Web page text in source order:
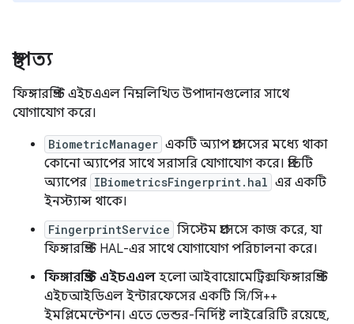
স্থাপত্য
ফিঙ্গারপ্রিন্ট এইচএএল নিম্নলিখিত উপাদানগুলোর সাথে
যোগাযোগ করে।
BiometricManager একটি অ্যাপ প্রসেসের মধ্যে থাকা
কোনো অ্যাপের সাথে সরাসরি যোগাযোগ করে। প্রতিটি
অ্যাপের IBiometricsFingerprint.hal এর একটি
ইনস্ট্যান্স থাকে।
FingerprintService সিস্টেম প্রসেসে কাজ করে, যা
ফিঙ্গারপ্রিন্ট HAL-এর সাথে যোগাযোগ পরিচালনা করে।
ফিঙ্গারপ্রিন্ট এইচএএল হলো আইবায়োমেট্রিক্সফিঙ্গারপ্রিন্ট
এইচআইডিএল ইন্টারফেসের একটি সি/সি++
ইমপ্লিমেন্টেশন। এতে ভেন্ডর-নির্দিষ্ট লাইব্রেরিটি রয়েছে,